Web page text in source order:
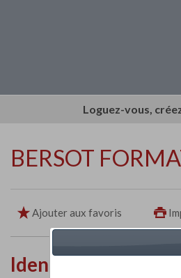
Loguez-vous,
BERSOT
Ajouter aux favoris
Identité de